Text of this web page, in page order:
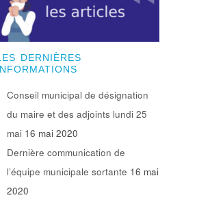
LES DERNIÈRES
INFORMATIONS
Conseil municipal de désignation
du maire et des adjoints lundi 25
mai 16 mai 2020
Dernière communication de
l’équipe municipale sortante 16 mai
2020